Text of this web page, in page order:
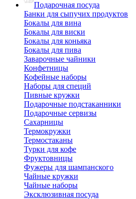
Подарочная посуда
Банки для сыпучих продуктов
Бокалы для вина
Бокалы для виски
Бокалы для коньяка
Бокалы для пива
Заварочные чайники
Конфетницы
Кофейные наборы
Наборы для специй
Пивные кружки
Подарочные подстаканники
Подарочные сервизы
Сахарницы
Термокружки
Термостаканы
Турки для кофе
Фруктовницы
Фужеры для шампанского
Чайные кружки
Чайные наборы
Эксклюзивная посуда